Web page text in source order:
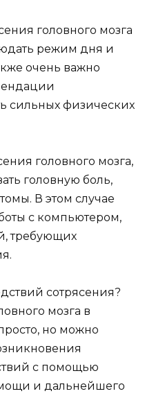
головного мозга
режим дня и
очень важно
сильных физических
головного мозга,
головную боль,
В этом случае
с компьютером,
требующих
сотрясения?
мозга в
но можно
с помощью
и дальнейшего